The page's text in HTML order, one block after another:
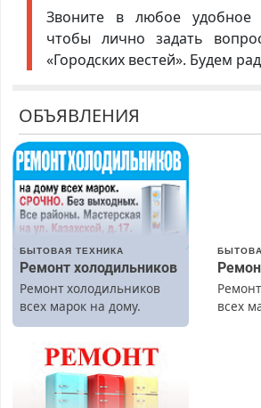
Звоните в любое удобное
чтобы лично задать
«Городских вестей». Будем
ОБЪЯВЛЕНИЯ
БЫТОВАЯ ТЕХНИКА
Ремонт холодильников
Ремонт холодильников
всех марок на дому.
всех